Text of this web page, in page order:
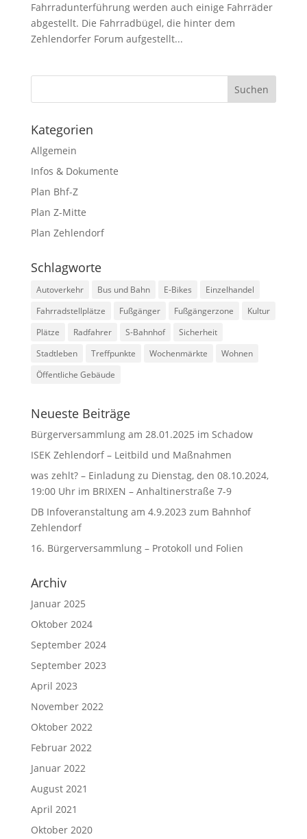
Fahrradunterführung werden auch einige Fahrräder
abgestellt. Die Fahrradbügel, die hinter dem
Zehlendorfer Forum aufgestellt...
Kategorien
Allgemein
Infos & Dokumente
Plan Bhf-Z
Plan Z-Mitte
Plan Zehlendorf
Schlagworte
Autoverkehr Bus und Bahn E-Bikes
Einzelhandel
Fahrradstellplätze
Fußgänger Fußgängerzone
Kultur
Plätze
Radfahrer S-Bahnhof
Sicherheit
Stadtleben
Treffpunkte Wochenmärkte
Wohnen
Öffentliche Gebäude
Neueste Beiträge
Bürgerversammlung am 28.01.2025 im Schadow
ISEK Zehlendorf – Leitbild und Maßnahmen
was zehlt? – Einladung zu Dienstag, den 08.10.2024,
19:00 Uhr im BRIXEN – Anhaltinerstraße 7-9
DB Infoveranstaltung am 4.9.2023 zum Bahnhof
Zehlendorf
16. Bürgerversammlung – Protokoll und Folien
Archiv
Januar 2025
Oktober 2024
September 2024
September 2023
April 2023
November 2022
Oktober 2022
Februar 2022
Januar 2022
August 2021
April 2021
Oktober 2020